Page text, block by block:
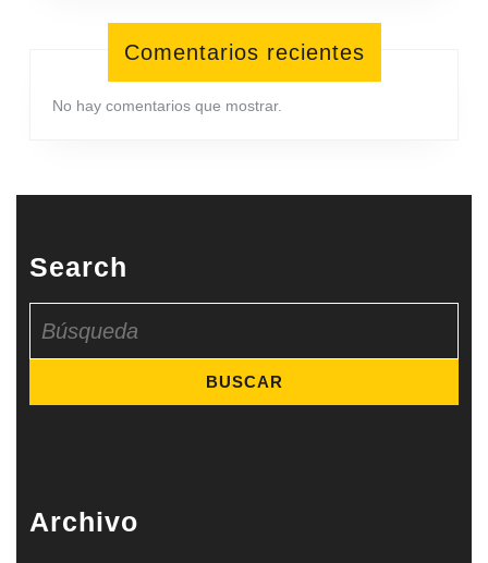
Comentarios recientes
No hay comentarios que mostrar.
Search
Archivo